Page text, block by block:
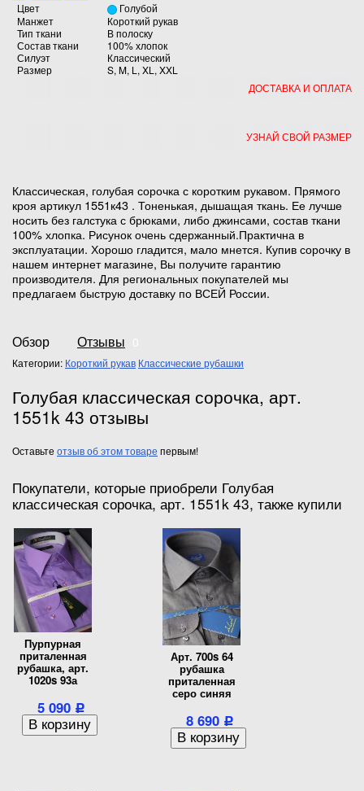
Цвет
Голубой
Манжет
Короткий рукав
Тип ткани
В полоску
Состав ткани
100% хлопок
Силуэт
Классический
Размер
S, M, L, XL, XXL
ДОСТАВКА И ОПЛАТА
УЗНАЙ СВОЙ РАЗМЕР
Классическая, голубая сорочка с коротким рукавом. Прямого
кроя артикул 1551к43 . Тоненькая, дышащая ткань. Ее лучше
носить без галстука с брюками, либо джинсами, состав ткани
100% хлопка. Рисунок очень сдержанный.Практична в
эксплуатации. Хорошо гладится, мало мнется. Купив сорочку в
нашем интернет магазине, Вы получите гарантию
производителя. Для региональных покупателей мы
предлагаем быструю доставку по ВСЕЙ России.
Обзор Отзывы
Категории: Короткий рукав Классические рубашки
Голубая классическая сорочка, арт.
1551k 43 отзывы
Оставьте отзыв об этом товаре первым!
Покупатели, которые приобрели Голубая
классическая сорочка, арт. 1551k 43, также купили
Пурпурная
приталенная
рубашка, арт.
1020s 93а
5 090 Р
Арт. 700s 64
рубашка
приталенная
серо синяя
8 690 Р